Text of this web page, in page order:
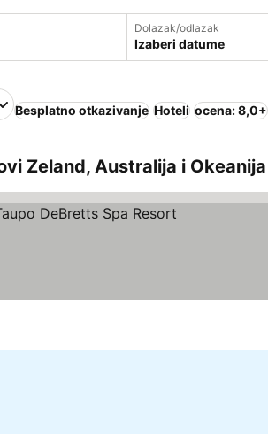
Dolazak/odlazak
Izaberi datume
Besplatno otkazivanje Hoteli ocena: 8,0+
Zeland, Australija i Okeanija